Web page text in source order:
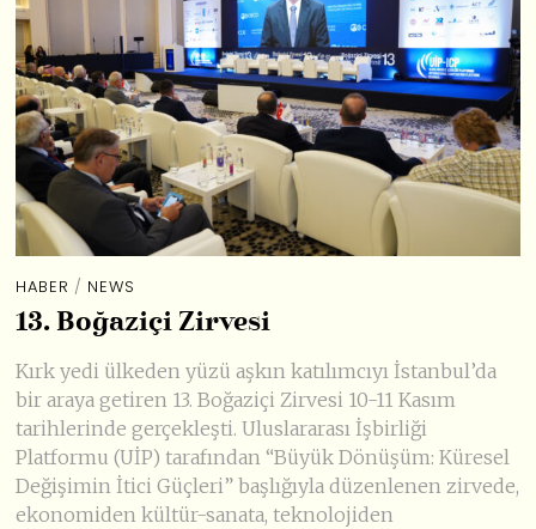
HABER / NEWS
13. Boğaziçi Zirvesi
Kırk yedi ülkeden yüzü aşkın katılımcıyı İstanbul’da
bir araya getiren 13. Boğaziçi Zirvesi 10-11 Kasım
tarihlerinde gerçekleşti. Uluslararası İşbirliği
Platformu (UİP) tarafından “Büyük Dönüşüm: Küresel
Değişimin İtici Güçleri” başlığıyla düzenlenen zirvede,
ekonomiden kültür-sanata, teknolojiden